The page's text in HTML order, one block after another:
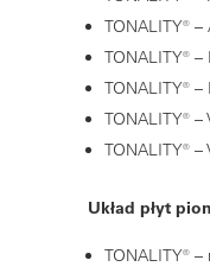
TONALITY® –
TONALITY® –
TONALITY® –
TONALITY® –
TONALITY® –
Układ płyt
TONALITY®